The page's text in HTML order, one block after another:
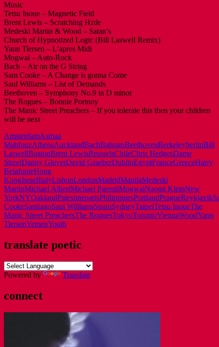
Music
Tetsu Inoue – Magnetic Field
Brent Lewis – Scratching Hzde
Medeski Martin & Wood – Satan’s
Church of Hypnotized Logic (Bill Laswell Remix)
Yann Tiersen – L’apres Midi
Mogwai – Auto-Rock
Bach – Air on the G String
Sam Cooke – A Change is gonna Come
Saul Williams – List of Demands
Beethoven – Symphony No.9 in D minor
The Rogues – Bonnie Portnoy
The Manic Street Preachers – If you tolerate this then your children
will be next
AmsterdamAsmaa
MahfouzAthensAucklandBachBahrainBeethovenBerkeleyberlinBill
LaswellBostonBrent LewisBrusselsChileChris HedgesDame
StreetDanny GloverDavid GraeberDublinEgyptFranceGreeceHarry
BelafonteHong
KongIsraelItalyLisbonLondonMadridManilaMedeski
MartinMichael AlbertMichael ParentiMogwaiNaomi KleinNew
YorkNYOaklandPalestineparisPhilippinesPortlandPragueReykjavik
CookeSantiagoSaul WilliamsSpainSydneyTaipeiTetsu InoueThe
Manic Street PreachersThe RoguesTokyoTorontoViennaWoodYann
TiersenYemenYouth
translate poetic
Powered by Translate
connect